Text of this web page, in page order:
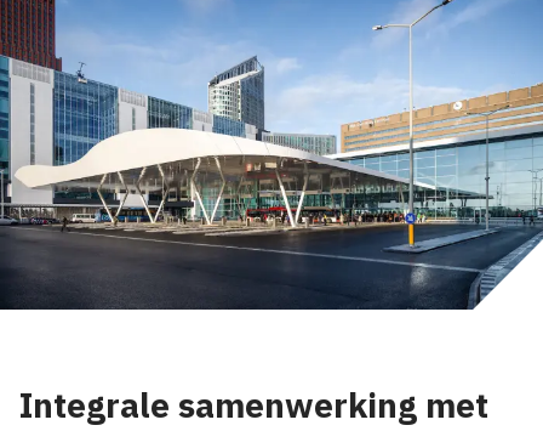
Integrale samenwerking met